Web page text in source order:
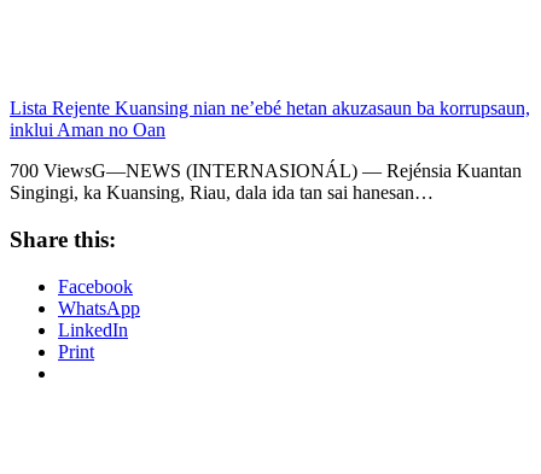
Lista Rejente Kuansing nian ne’ebé hetan akuzasaun ba korrupsaun,
inklui Aman no Oan
700 ViewsG—NEWS (INTERNASIONÁL) — Rejénsia Kuantan
Singingi, ka Kuansing, Riau, dala ida tan sai hanesan…
Share this:
Facebook
WhatsApp
LinkedIn
Print